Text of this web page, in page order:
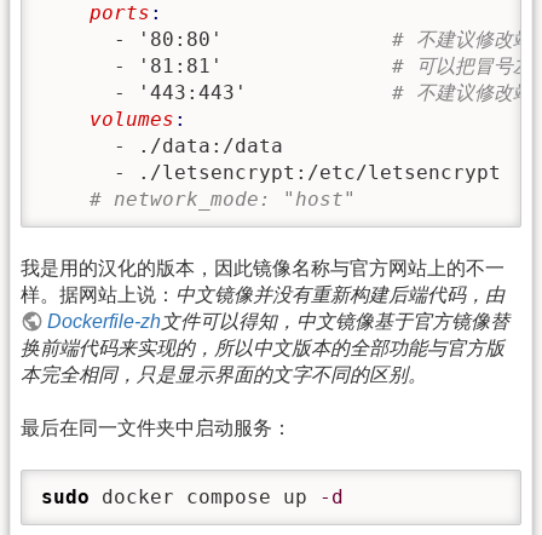
    ports
      - '80:80'
# 不建议修改端
      - '81:81'
# 可以把冒号左
      - '443:443'
# 不建议修改端
    volumes
      - ./data:/data
      - ./letsencrypt:/etc/letsencrypt
# network_mode: "host"
我是用的汉化的版本，因此镜像名称与官方网站上的不一
样。据网站上说： 中文镜像并没有重新构建后端代码，由
Dockerfile-zh文件可以得知，中文镜像基于官方镜像替
换前端代码来实现的，所以中文版本的全部功能与官方版
本完全相同，只是显示界面的文字不同的区别。
最后在同一文件夹中启动服务：
sudo docker compose up -d